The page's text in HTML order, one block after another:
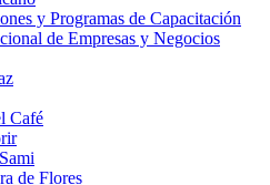
y Programas de Capacitación
de Empresas y Negocios
Café
de Flores